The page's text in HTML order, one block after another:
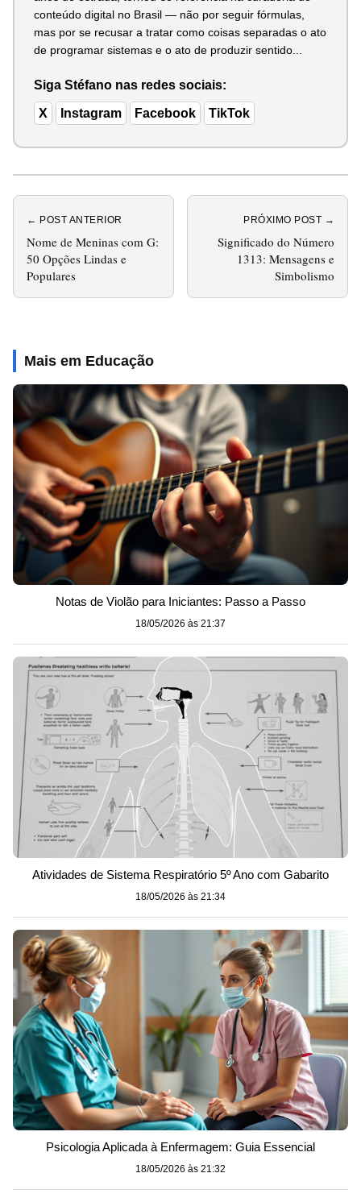
conteúdo digital no Brasil — não por seguir fórmulas,
mas por se recusar a tratar como coisas separadas o ato
de programar sistemas e o ato de produzir sentido...
Siga Stéfano nas redes sociais:
X Instagram Facebook TikTok
← POST ANTERIOR
Nome de Meninas com G:
50 Opções Lindas e
Populares
PRÓXIMO POST →
Significado do Número
1313: Mensagens e
Simbolismo
Mais em Educação
Notas de Violão para Iniciantes: Passo a Passo
18/05/2026 às 21:37
Atividades de Sistema Respiratório 5º Ano com Gabarito
18/05/2026 às 21:34
Psicologia Aplicada à Enfermagem: Guia Essencial
18/05/2026 às 21:32